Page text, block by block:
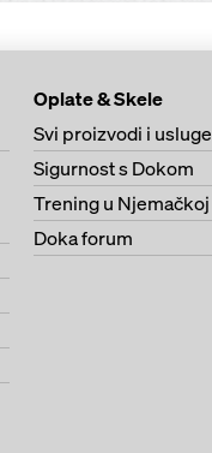
Oplate & Skele
Svi proizvodi i usluge
Sigurnost s Dokom
Trening u Njemačkoj
Doka forum